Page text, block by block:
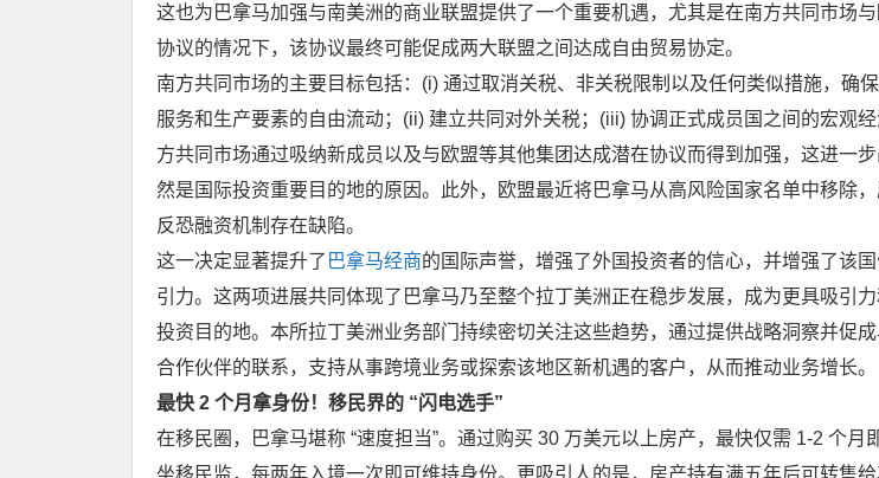
这也为巴拿马加强与南美洲的商业联盟提供了一个重要机遇，尤其是在南方共同市场
协议的情况下，该协议最终可能促成两大联盟之间达成自由贸易协定。
南方共同市场的主要目标包括：(i) 通过取消关税、非关税限制以及任何类似措施，确保
服务和生产要素的自由流动；(ii) 建立共同对外关税；(iii) 协调正式成员国之间的宏观
方共同市场通过吸纳新成员以及与欧盟等其他集团达成潜在协议而得到加强，这进一
然是国际投资重要目的地的原因。此外，欧盟最近将巴拿马从高风险国家名单中移除
反恐融资机制存在缺陷。
这一决定显著提升了 巴拿马经商的国际声誉，增强了外国投资者的信心，并增强了该
引力。这两项进展共同体现了巴拿马乃至整个拉丁美洲正在稳步发展，成为更具吸引
投资目的地。本所拉丁美洲业务部门持续密切关注这些趋势，通过提供战略洞察并促
合作伙伴的联系，支持从事跨境业务或探索该地区新机遇的客户，从而推动业务增长。
最快 2 个月拿身份！移民界的 “闪电选手”
在移民圈，巴拿马堪称 “速度担当”。通过购买 30 万美元以上房产，最快仅需 1-2 个月
坐移民监，每两年入境一次即可维持身份。更吸引人的是，房产持有满五年后可转售